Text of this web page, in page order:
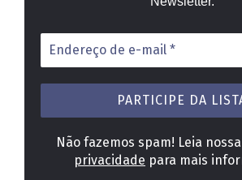
Endereço
de
e-
mail
Não fazemos spam! Leia nossa
privacidade para mais